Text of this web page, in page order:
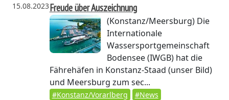
15.08.2023Freude über Auszeichnung
(Konstanz/Meersburg)Die
Internationale
Wassersportgemeinschaft
Bodensee (IWGB) hat die
Fährehäfen in Konstanz-Staad (unser Bild)
und Meersburg zum sec...
#Konstanz/Vorarlberg
#News